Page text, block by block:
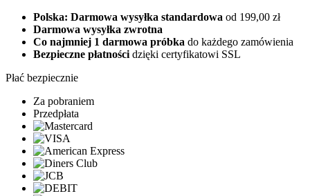
Polska: Darmowa wysyłka standardowa od 199,00 zł
Darmowa wysyłka zwrotna
Co najmniej 1 darmowa próbka do każdego zamówienia
Bezpieczne płatności dzięki certyfikatowi SSL
Płać bezpiecznie
Za pobraniem
Przedpłata